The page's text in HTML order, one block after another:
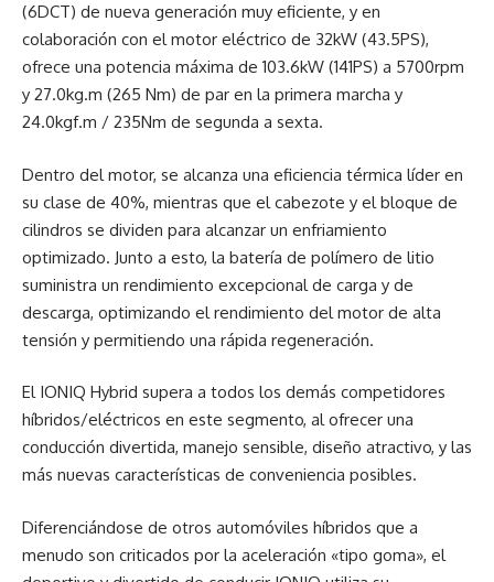
(6DCT) de nueva generación muy eficiente, y en
colaboración con el motor eléctrico de 32kW (43.5PS),
ofrece una potencia máxima de 103.6kW (141PS) a 5700rpm
y 27.0kg.m (265 Nm) de par en la primera marcha y
24.0kgf.m / 235Nm de segunda a sexta.
Dentro del motor, se alcanza una eficiencia térmica líder en
su clase de 40%, mientras que el cabezote y el bloque de
cilindros se dividen para alcanzar un enfriamiento
optimizado. Junto a esto, la batería de polímero de litio
suministra un rendimiento excepcional de carga y de
descarga, optimizando el rendimiento del motor de alta
tensión y permitiendo una rápida regeneración.
El IONIQ Hybrid supera a todos los demás competidores
híbridos/eléctricos en este segmento, al ofrecer una
conducción divertida, manejo sensible, diseño atractivo, y las
más nuevas características de conveniencia posibles.
Diferenciándose de otros automóviles híbridos que a
menudo son criticados por la aceleración «tipo goma», el